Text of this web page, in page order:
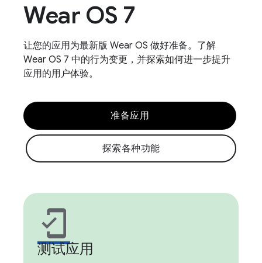
Wear OS 7
让您的应用为最新版 Wear OS 做好准备。了解
Wear OS 7 中的行为变更，并探索如何进一步提升
应用的用户体验。
准备应用
探索各种功能
mobile_friendly
测试应用